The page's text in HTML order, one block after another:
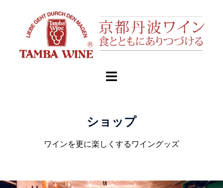
ショップ
ワインを更に楽しくするワイングッズ